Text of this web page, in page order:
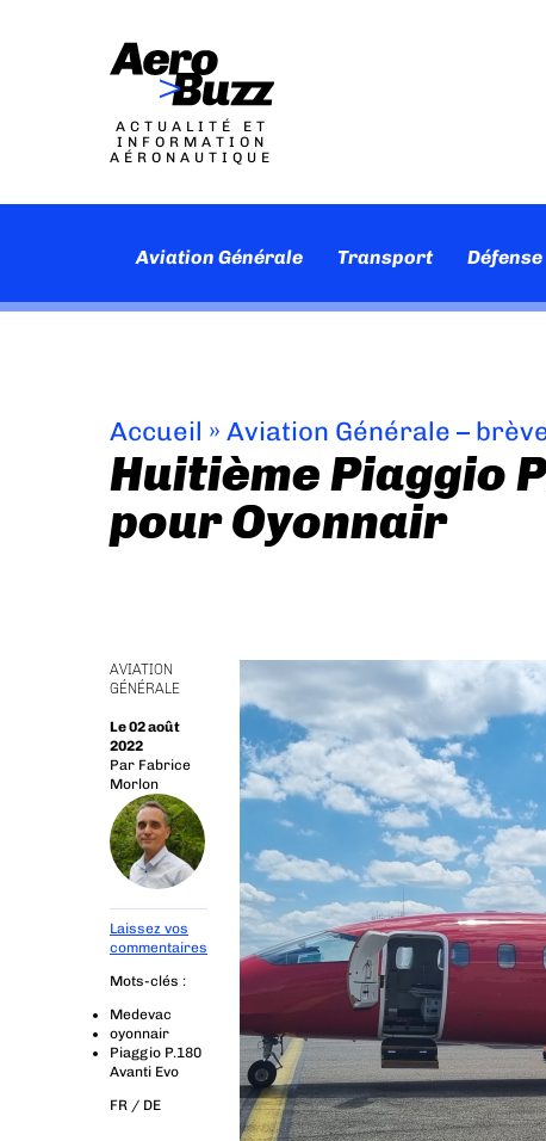
ACTUALITÉ ET
INFORMATION
AÉRONAUTIQUE
Aviation Générale Transport Défense
Accueil » Aviation Générale –
Huitième Piaggio
pour Oyonnair
AVIATION
GÉNÉRALE
Le 02 août
2022
Par Fabrice
Morlon
Laissez vos
commentaires
Mots-clés :
Medevac
oyonnair
Piaggio P.180
Avanti Evo
FR / DE